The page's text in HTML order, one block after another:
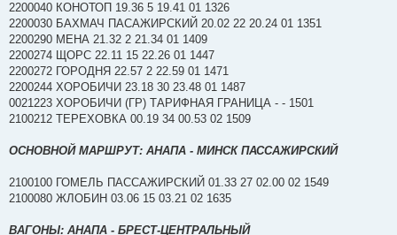
2200040 КОНОТОП 19.36 5 19.41 01 1326
2200030 БАХМАЧ ПАСАЖИРСКИЙ 20.02 22 20.24 01 1351
2200290 МЕНА 21.32 2 21.34 01 1409
2200274 ЩОРС 22.11 15 22.26 01 1447
2200272 ГОРОДНЯ 22.57 2 22.59 01 1471
2200244 ХОРОБИЧИ 23.18 30 23.48 01 1487
0021223 ХОРОБИЧИ (ГР) ТАРИФНАЯ ГРАНИЦА - - 1501
2100212 ТЕРЕХОВКА 00.19 34 00.53 02 1509
ОСНОВНОЙ МАРШРУТ: АНАПА - МИНСК ПАССАЖИРСКИЙ
2100100 ГОМЕЛЬ ПАССАЖИРСКИЙ 01.33 27 02.00 02 1549
2100080 ЖЛОБИН 03.06 15 03.21 02 1635
ВАГОНЫ: АНАПА - БРЕСТ-ЦЕНТРАЛЬНЫЙ